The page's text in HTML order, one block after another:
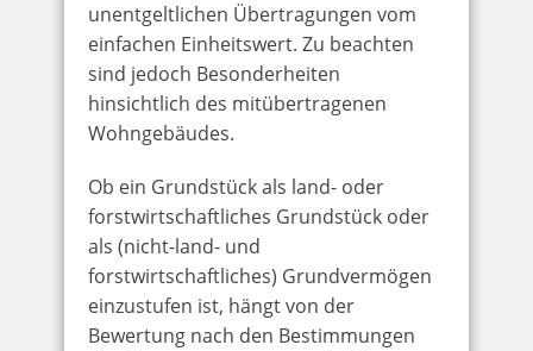
unentgeltlichen Übertragungen vom
einfachen Einheitswert. Zu beachten
sind jedoch Besonderheiten
hinsichtlich des mitübertragenen
Wohngebäudes.
Ob ein Grundstück als land- oder
forstwirtschaftliches Grundstück oder
als (nicht-land- und
forstwirtschaftliches) Grundvermögen
einzustufen ist, hängt von der
Bewertung nach den Bestimmungen